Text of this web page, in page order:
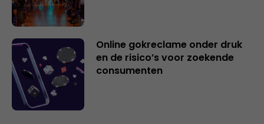
Online gokreclame onder druk
en de risico’s voor zoekende
consumenten